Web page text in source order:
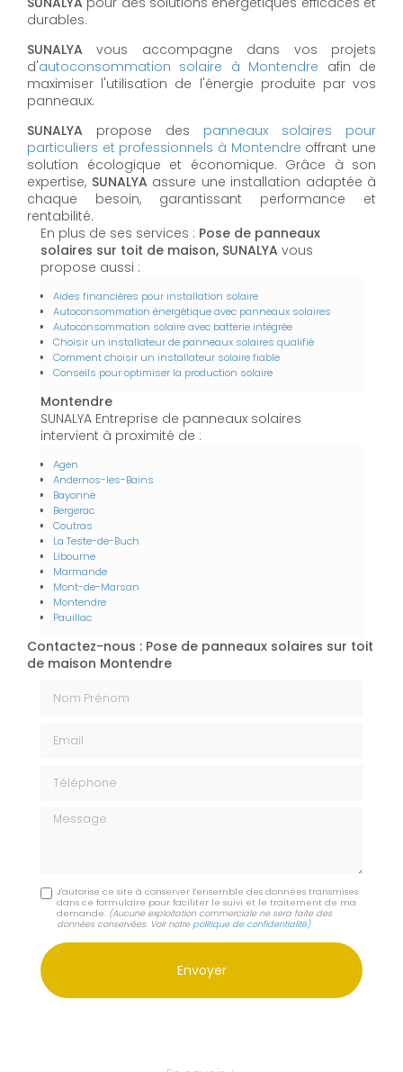
durables.
SUNALYA vous accompagne dans vos projets
d'autoconsommation solaire à Montendre afin de
maximiser l'utilisation de l'énergie produite par vos
panneaux.
SUNALYA propose des panneaux solaires pour
particuliers et professionnels à Montendre offrant une
solution écologique et économique. Grâce à son
expertise, SUNALYA assure une installation adaptée à
chaque besoin, garantissant performance et
rentabilité.
En plus de ses services : Pose de panneaux
solaires sur toit de maison, SUNALYA vous
propose aussi :
Aides financières pour installation solaire
Autoconsommation énergétique avec panneaux solaires
Autoconsommation solaire avec batterie intégrée
Choisir un installateur de panneaux solaires qualifié
Comment choisir un installateur solaire fiable
Conseils pour optimiser la production solaire
Montendre
SUNALYA Entreprise de panneaux solaires
intervient à proximité de :
Agen
Andernos-les-Bains
Bayonne
Bergerac
Coutras
La Teste-de-Buch
Libourne
Marmande
Mont-de-Marsan
Montendre
Pauillac
Contactez-nous : Pose de panneaux solaires sur toit
de maison Montendre
Message
J'autorise ce site à conserver l'ensemble des données transmises
dans ce formulaire pour faciliter le suivi et le traitement de ma
demande. (Aucune exploitation commerciale ne sera faite des
données conservées. Voir notre politique de confidentialité)